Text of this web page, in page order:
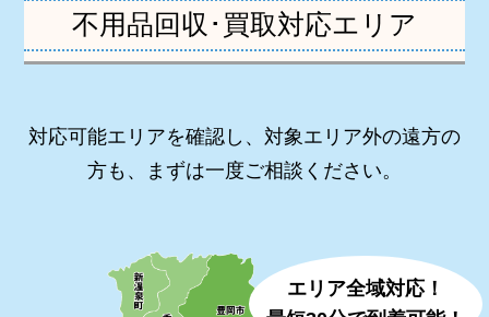
不用品回収･買取対応エリア
対応可能エリアを確認し、対象エリア外の遠方の
方も、まずは一度ご相談ください。
エリア全域対応！